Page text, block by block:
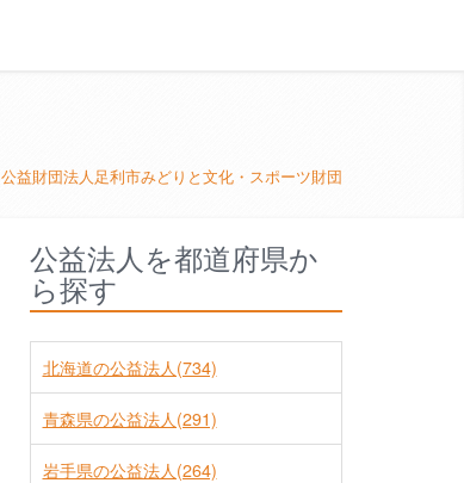
公益財団法人足利市みどりと文化・スポーツ財団
公益法人を都道府県か
ら探す
北海道の公益法人(734)
青森県の公益法人(291)
岩手県の公益法人(264)